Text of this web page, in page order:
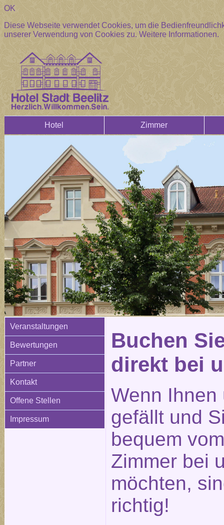
OK
Diese Webseite verwendet Cookies, um die
unserer Verwendung von Cookies zu.Weitere Informationen.
Hotel Zimmer
Veranstaltungen
Bewertungen
Partner
Kontakt
Offene Stellen
Impressum
Buchen
direkt bei
Wenn Ihnen
gefällt und
bequem
Zimmer bei
möchten,
richtig!